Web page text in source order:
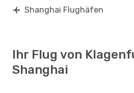
Shanghai Flughäfen
Ihr Flug von
Shanghai